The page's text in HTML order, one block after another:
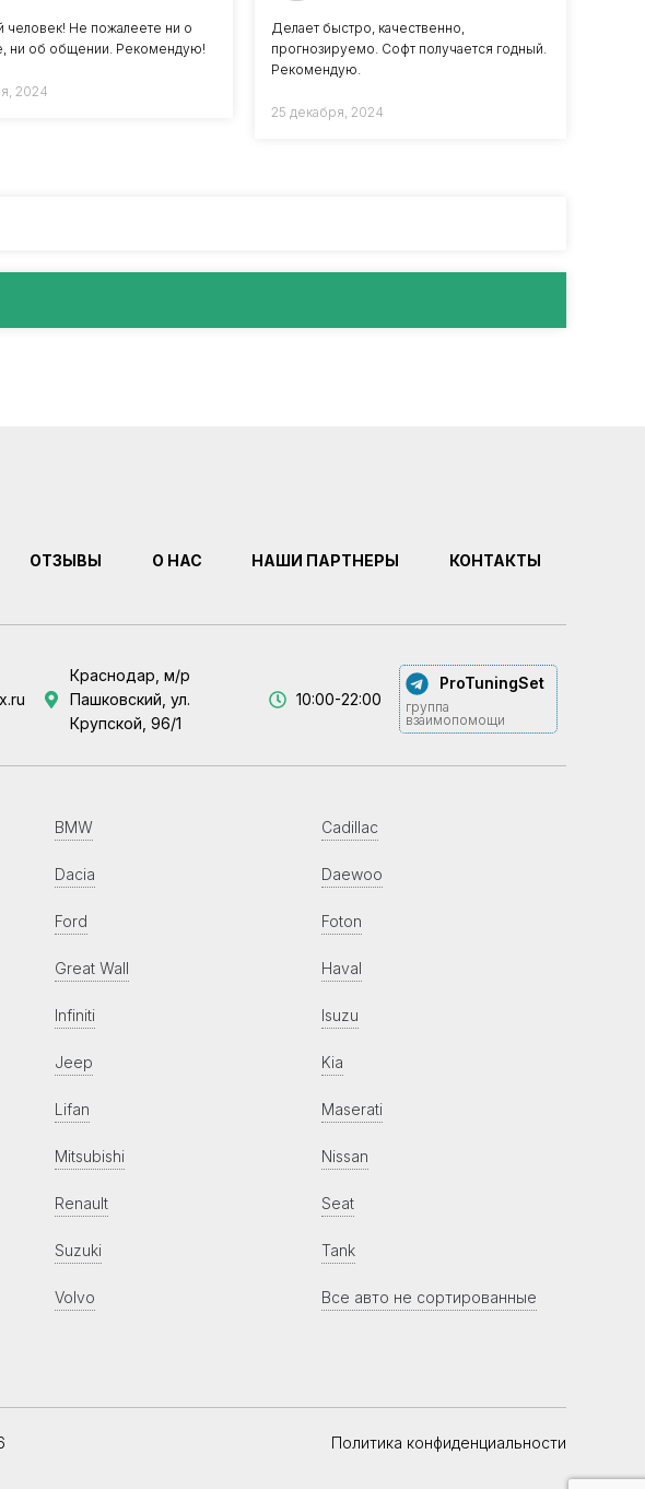
человек! Не пожалеете ни о
ни об общении. Рекомендую!
2024
Делает быстро, качественно,
прогнозируемо. Софт получается годный.
Рекомендую.
25 декабря, 2024
ОТЗЫВЫ О НАС НАШИ ПАРТНЕРЫ КОНТАКТЫ
Краснодар, м/р
Пашковский, ул.
Крупской, 96/1
10:00-22:00
ProTuningSet
группа
взаимопомощи
BMW Cadillac
Dacia Daewoo
Ford Foton
Great Wall Haval
Infiniti Isuzu
Jeep Kia
Lifan Maserati
Mitsubishi Nissan
Renault Seat
Suzuki Tank
Volvo Все авто не сортированные
Политика конфиденциальности